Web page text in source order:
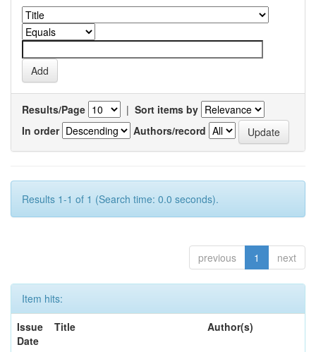
Results/Page | Sort items by
In order
Authors/record
Results 1-1 of 1 (Search time: 0.0 seconds).
previous 1 next
Item hits:
Issue
Date
Title Author(s)